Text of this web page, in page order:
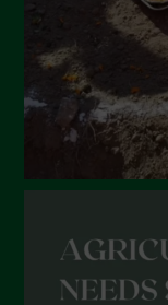
Marzo 2022
Febbraio 2022
Gennaio 2022
Dicembre 2021
Novembre 2021
Settembre 2021
Agosto 2021